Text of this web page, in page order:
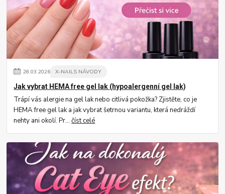
28.03.2026 X-NAILS NÁVODY
Jak vybrat HEMA free gel lak (hypoalergenní gel lak)
Trápí vás alergie na gel lak nebo citlivá pokožka? Zjistěte, co je
HEMA free gel lak a jak vybrat šetrnou variantu, která nedráždí
nehty ani okolí. Pr...číst celé